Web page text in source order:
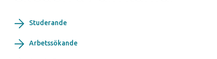
Studerande
Arbetssökande